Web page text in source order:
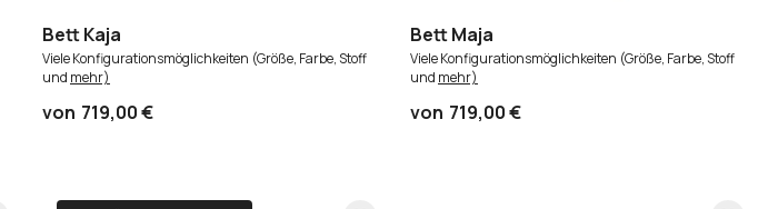
Bett Kaja
Viele Konfigurationsmöglichkeiten (Größe, Farbe, Stoff
und mehr)
von 719,00 €
Bett Maja
Viele Konfigurationsmöglichkeiten (Größe, Farbe, Stoff
und mehr)
von 719,00 €